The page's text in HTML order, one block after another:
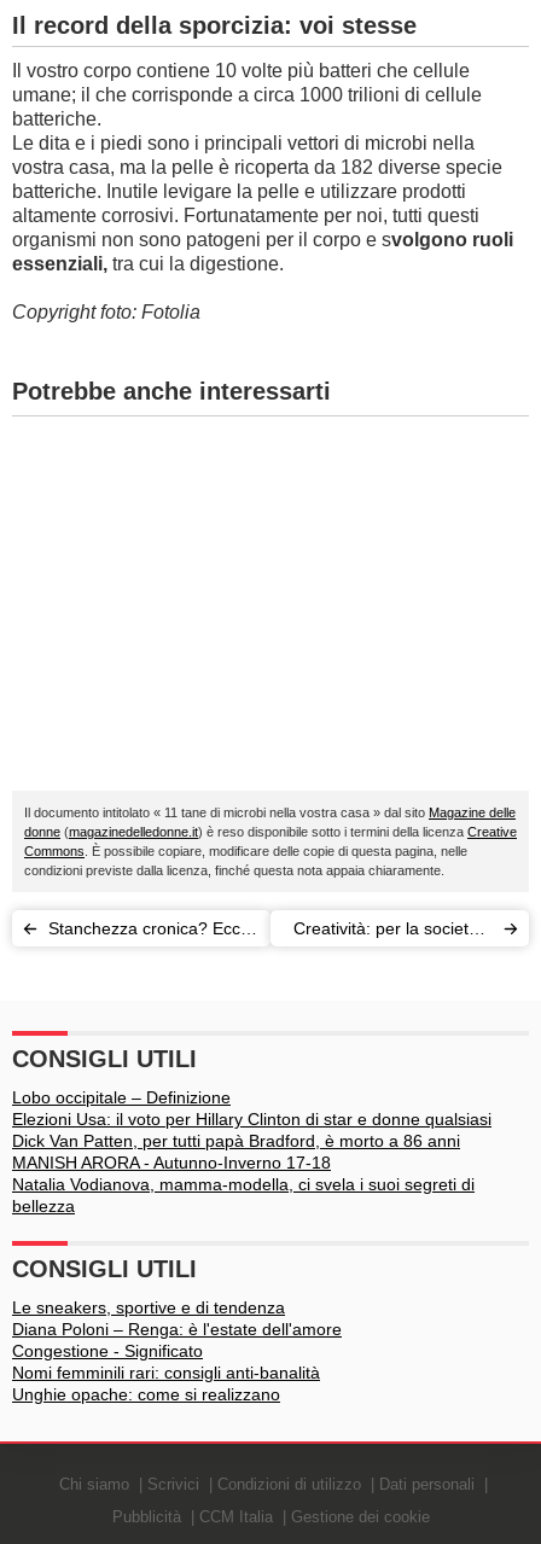
Il record della sporcizia: voi stesse
Il vostro corpo contiene 10 volte più batteri che cellule
umane; il che corrisponde a circa 1000 trilioni di cellule
batteriche.
Le dita e i piedi sono i principali vettori di microbi nella
vostra casa, ma la pelle è ricoperta da 182 diverse specie
batteriche. Inutile levigare la pelle e utilizzare prodotti
altamente corrosivi. Fortunatamente per noi, tutti questi
organismi non sono patogeni per il corpo e svolgono ruoli
essenziali, tra cui la digestione.
Copyright foto: Fotolia
Potrebbe anche interessarti
Il documento intitolato « 11 tane di microbi nella vostra casa » dal sito Magazine delle
donne (magazinedelledonne.it) è reso disponibile sotto i termini della licenza Creative
Commons . È possibile copiare, modificare delle copie di questa pagina, nelle
condizioni previste dalla licenza, finché questa nota appaia chiaramente.
Stanchezza cronica? Ecco i
Creatività: per la società è
CONSIGLI UTILI
Lobo occipitale – Definizione
Elezioni Usa: il voto per Hillary Clinton di star e donne qualsiasi
Dick Van Patten, per tutti papà Bradford, è morto a 86 anni
MANISH ARORA - Autunno-Inverno 17-18
Natalia Vodianova, mamma-modella, ci svela i suoi segreti di
bellezza
CONSIGLI UTILI
Le sneakers, sportive e di tendenza
Diana Poloni – Renga: è l'estate dell'amore
Congestione - Significato
Nomi femminili rari: consigli anti-banalità
Unghie opache: come si realizzano
Chi siamo Scrivici Condizioni di utilizzo
Dati personali
Pubblicità
CCM Italia Gestione dei cookie